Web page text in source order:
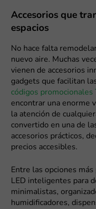
Accesorios que
espacios
No hace falta
nuevo aire. Muchas
vienen de accesorios
gadgets que facilitan
códigos promocionales
encontrar una enorme
la atención de
convertido en una de
accesorios prácticos,
precios accesibles.
Entre las opciones
LED inteligentes para
minimalistas,
humidificadores,